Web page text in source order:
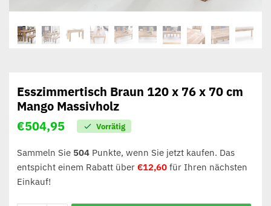
Esszimmertisch Braun 120 x 76 x 70 cm
Mango Massivholz
€504,95 Vorrätig
Sammeln Sie 504Punkte, wenn Sie jetzt kaufen. Das
entspicht einem Rabatt über €12,60für Ihren nächsten
Einkauf!